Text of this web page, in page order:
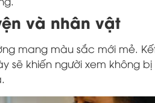
và nhân vật
mang màu sắc mới mẻ.
sẽ khiến người xem không